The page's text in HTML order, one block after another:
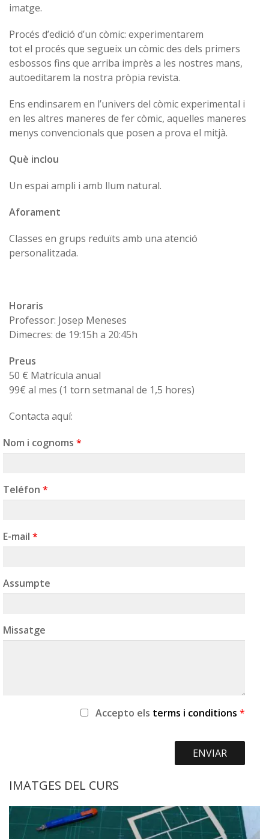
imatge.
Procés d’edició d’un còmic: experimentarem
tot el procés que segueix un còmic des dels primers
esbossos fins que arriba imprès a les nostres mans,
autoeditarem la nostra pròpia revista.
Ens endinsarem en l’univers del còmic experimental i
en les altres maneres de fer còmic, aquelles maneres
menys convencionals que posen a prova el mitjà.
Què inclou
Un espai ampli i amb llum natural.
Aforament
Classes en grups reduïts amb una atenció
personalitzada.
Horaris
Professor: Josep Meneses
Dimecres: de 19:15h a 20:45h
Preus
50 € Matrícula anual
99€ al mes (1 torn setmanal de 1,5 hores)
Contacta aquí:
Nom i cognoms *
Teléfon *
E-mail *
Assumpte
Missatge
Accepto els terms i conditions *
IMATGES DEL CURS